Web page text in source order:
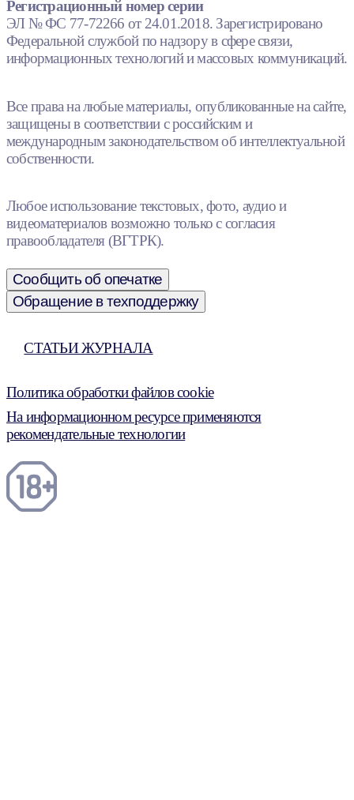
Регистрационный номер серии
ЭЛ № ФС 77-72266 от 24.01.2018. Зарегистрировано
Федеральной службой по надзору в сфере связи,
информационных технологий и массовых коммуникаций.
Все права на любые материалы, опубликованные на сайте,
защищены в соответствии с российским и
международным законодательством об интеллектуальной
собственности.
Любое использование текстовых, фото, аудио и
видеоматериалов возможно только с согласия
правообладателя (ВГТРК).
Сообщить об опечатке
Обращение в техподдержку
СТАТЬИ ЖУРНАЛА
Политика обработки файлов cookie
На информационном ресурсе применяются
рекомендательные технологии